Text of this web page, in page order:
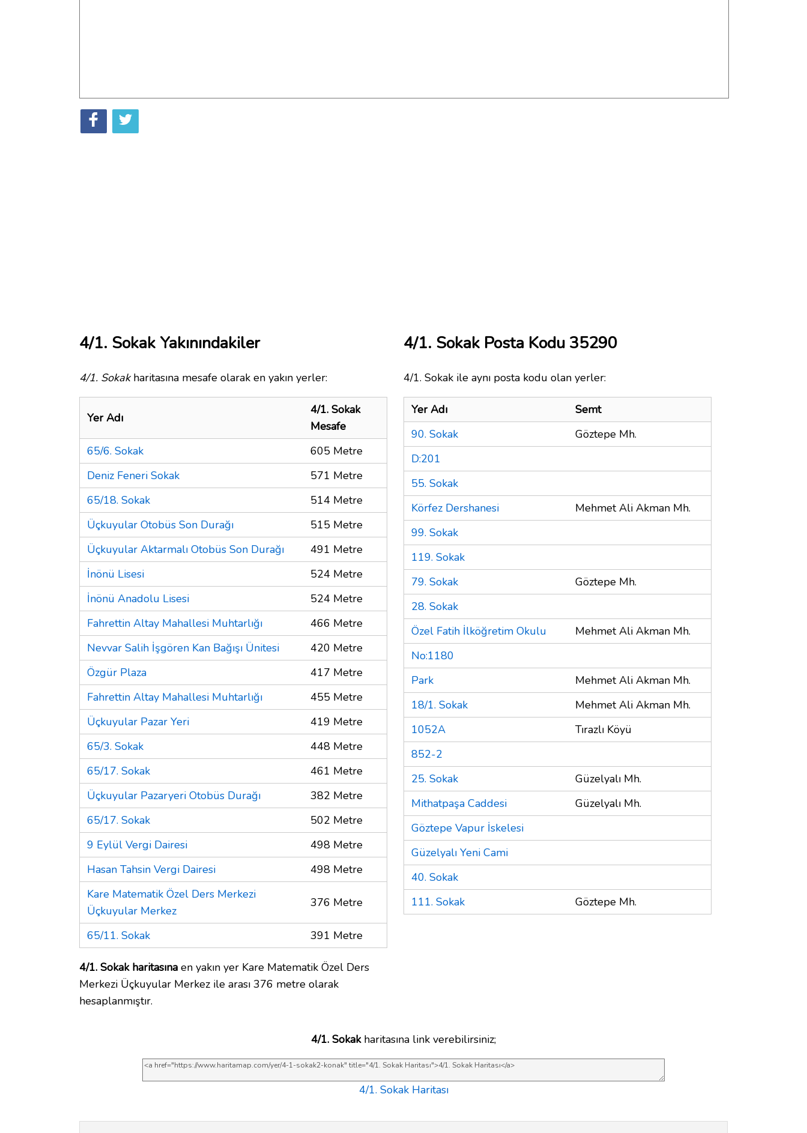
4/1. Sokak Yakınındakiler
4/1. Sokakharitasına mesafe olarak en yakın yerler:
Yer Adı
4/1. Sokak
Mesafe
65/6. Sokak
605 Metre
Deniz Feneri Sokak
571 Metre
65/18. Sokak
514 Metre
Üçkuyular Otobüs Son Durağı
515 Metre
Üçkuyular Aktarmalı Otobüs Son Durağı
491 Metre
İnönü Lisesi
524 Metre
İnönü Anadolu Lisesi
524 Metre
Fahrettin Altay Mahallesi Muhtarlığı
466 Metre
Nevvar Salih İşgören Kan Bağışı Ünitesi
420 Metre
Özgür Plaza
417 Metre
Fahrettin Altay Mahallesi Muhtarlığı
455 Metre
Üçkuyular Pazar Yeri
419 Metre
65/3. Sokak
448 Metre
65/17. Sokak
461 Metre
Üçkuyular Pazaryeri Otobüs Durağı
382 Metre
65/17. Sokak
502 Metre
9 Eylül Vergi Dairesi
498 Metre
Hasan Tahsin Vergi Dairesi
498 Metre
Kare Matematik Özel Ders Merkezi
Üçkuyular Merkez
376 Metre
65/11. Sokak 391 Metre
4/1. Sokak haritasına en yakın yer Kare Matematik Özel Ders
Merkezi Üçkuyular Merkez ile arası 376 metre olarak
hesaplanmıştır.
4/1. Sokak Posta Kodu 35290
4/1. Sokak ile aynı posta kodu olan yerler:
Yer Adı
Semt
90. Sokak
Göztepe Mh.
D:201
55. Sokak
Körfez Dershanesi
Mehmet Ali Akman Mh.
99. Sokak
119. Sokak
79. Sokak
Göztepe Mh.
28. Sokak
Özel Fatih İlköğretim Okulu
Mehmet Ali Akman Mh.
No:1180
Park
Mehmet Ali Akman Mh.
18/1. Sokak
Mehmet Ali Akman Mh.
1052A
Tırazlı Köyü
852-2
25. Sokak
Güzelyalı Mh.
Mithatpaşa Caddesi
Güzelyalı Mh.
Göztepe Vapur İskelesi
Güzelyalı Yeni Cami
40. Sokak
111. Sokak
Göztepe Mh.
4/1. Sokakharitasına link verebilirsiniz;
4/1. Sokak Haritası